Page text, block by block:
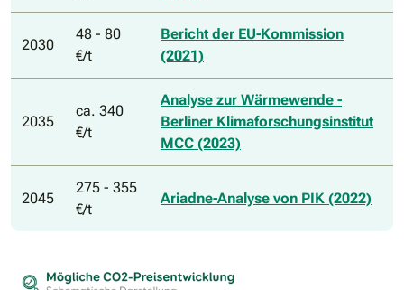
2030
48 - 80
€/t
Bericht der EU-Kommission
(2021)
2035
ca. 340
€/t
Analyse zur Wärmewende -
Berliner Klimaforschungsinstitut
MCC (2023)
2045
275 - 355
€/t
Ariadne-Analyse von PIK (2022)